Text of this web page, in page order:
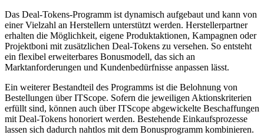
Das Deal-Tokens-Programm ist dynamisch aufgebaut und kann von
einer Vielzahl an Herstellern unterstützt werden. Herstellerpartner
erhalten die Möglichkeit, eigene Produktaktionen, Kampagnen oder
Projektboni mit zusätzlichen Deal-Tokens zu versehen. So entsteht
ein flexibel erweiterbares Bonusmodell, das sich an
Marktanforderungen und Kundenbedürfnisse anpassen lässt.
Ein weiterer Bestandteil des Programms ist die Belohnung von
Bestellungen über ITScope. Sofern die jeweiligen Aktionskriterien
erfüllt sind, können auch über ITScope abgewickelte Beschaffungen
mit Deal-Tokens honoriert werden. Bestehende Einkaufsprozesse
lassen sich dadurch nahtlos mit dem Bonusprogramm kombinieren.